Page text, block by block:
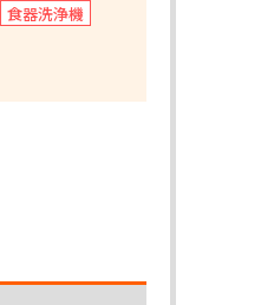
食器洗浄機